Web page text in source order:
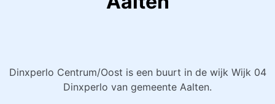
Dinxperlo Centrum/Oost is een buurt in de wijk Wijk 04
Dinxperlo van gemeente Aalten.